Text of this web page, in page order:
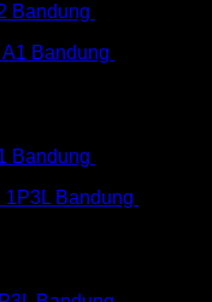
Bandung
Bandung